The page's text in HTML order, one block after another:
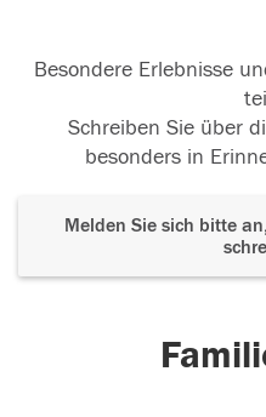
21.02.2018
Besondere Erlebnisse
Schreiben Sie über
besonders in
Melden Sie sich bitte